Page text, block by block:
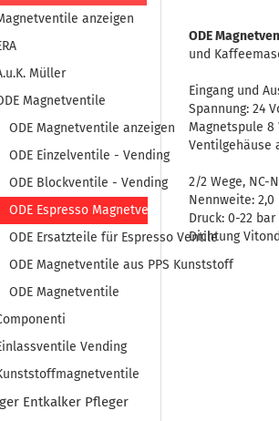
ODE
und
Eingang und
Spannung: 24
Magnetspule 8
Ventilgehäuse
2/2 Wege, NC-
Nennweite:
Druck: 0-22 bar
Dichtung
anzeigen
Müller
Magnetventile
ODE Magnetventile anzeigen
ODE Einzelventile - Vending
ODE Blockventile - Vending
ODE Espresso Magnetventile
ODE Ersatzteile für Espresso Ventile
ODE Magnetventile aus PPS Kunststoff
ODE Magnetventile
Vending
Entkalker Pfleger